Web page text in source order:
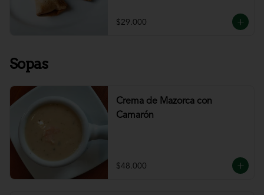
$29.000
Sopas
Crema de Mazorca con
Camarón
$48.000